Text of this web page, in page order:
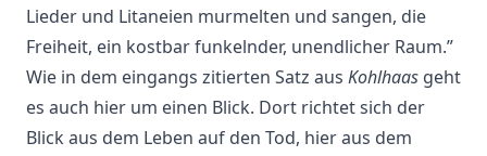
Lieder und Litaneien murmelten und sangen, die
Freiheit, ein kostbar funkelnder, unendlicher Raum.”
Wie in dem eingangs zitierten Satz aus Kohlhaas geht
es auch hier um einen Blick. Dort richtet sich der
Blick aus dem Leben auf den Tod, hier aus dem